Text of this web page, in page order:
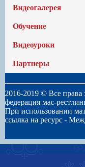
Видеогалерея
Обучение
Видеоуроки
Партнеры
2016-2019 © Все
федерация мас-
При использовании
ссылка на ресурс -